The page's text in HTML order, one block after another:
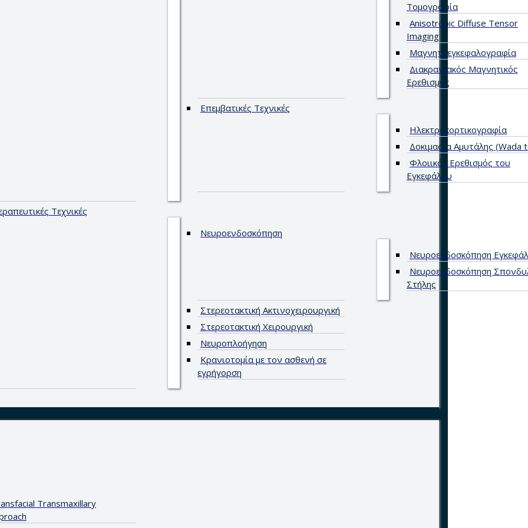
Τομογραφία
Anisotropic Diffuse Tensor
Imaging
Μαγνητοεγκεφαλογραφία
Διακρανιακός Μαγνητικός
Ερεθισμός
Επεμβατικές Τεχνικές
Ηλεκτροκορτικογραφία
Δοκιμασία Αμυτάλης (Wada
Φλοιικός Ερεθισμός του
Εγκεφάλου
Τεχνικές
Νευροενδοσκόπηση
Νευροενδοσκόπηση
Νευροενδοσκόπηση
Στήλης
Στερεοτακτική Ακτινοχειρουργική
Στερεοτακτική Χειρουργική
Νευροπλοήγηση
Κρανιοτομία με τον ασθενή σε
εγρήγορση
Transmaxillary